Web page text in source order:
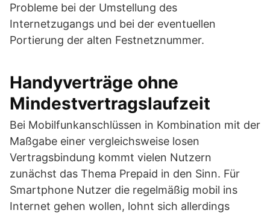
Probleme bei der Umstellung des
Internetzugangs und bei der eventuellen
Portierung der alten Festnetznummer.
Handyverträge ohne
Mindestvertragslaufzeit
Bei Mobilfunkanschlüssen in Kombination mit der
Maßgabe einer vergleichsweise losen
Vertragsbindung kommt vielen Nutzern
zunächst das Thema Prepaid in den Sinn. Für
Smartphone Nutzer die regelmäßig mobil ins
Internet gehen wollen, lohnt sich allerdings